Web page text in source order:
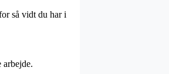
så vidt du har i
arbejde.